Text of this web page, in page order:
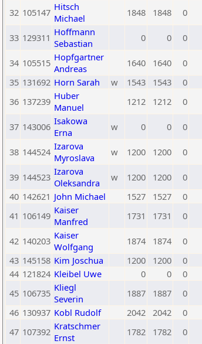
32 105147 Hitsch
Michael
1848 1848 0
33 129311 Hoffmann
Sebastian
0 0 0
34 105515 Hopfgartner
Andreas
1640 1640 0
35 131692 Horn Sarah w 1543 1543 0
36 137239 Huber
Manuel
1212 1212 0
37 143006 Isakowa
Erna
w 0 0 0
38 144524 Izarova
Myroslava
w 1200 1200 0
39 144523 Izarova
Oleksandra
w 1200 1200 0
40 142621 John Michael 1527 1527 0
41 106149 Kaiser
Manfred
1731 1731 0
42 140203 Kaiser
Wolfgang
1874 1874 0
43 145158 Kim Joschua 1200 1200 0
44 121824 Kleibel Uwe 0 0 0
45 106735 Kliegl
Severin
1887 1887 0
46 130937 Kobl Rudolf 2042 2042 0
47 107392 Kratschmer
Ernst
1782 1782 0